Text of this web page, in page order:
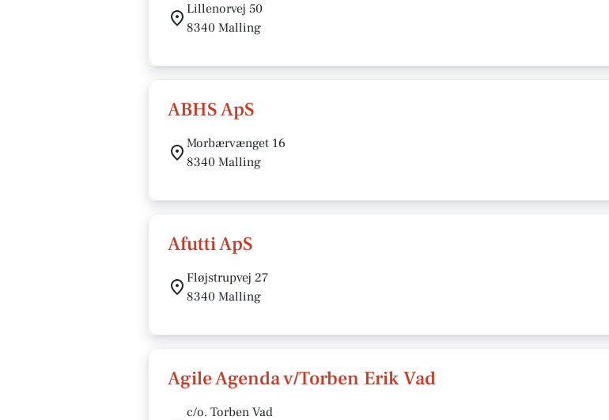
Lillenorvej 50
8340 Malling
ABHS ApS
Morbærvænget 16
8340 Malling
Afutti ApS
Fløjstrupvej 27
8340 Malling
Agile Agenda v/Torben Erik Vad
c/o. Torben Vad